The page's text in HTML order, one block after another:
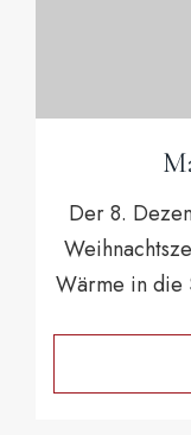
Der 8.
Wärme in die